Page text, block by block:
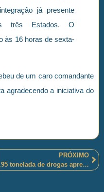
já presente
três Estados. O
às 16 horas de sexta-
de um caro comandante
agradecendo a iniciativa do
PRÓXIMO
1,95 tonelada de drogas apreendida e um homem preso por policiais militares paulistas, em Borborema, na rodovia SP-304, km 403,